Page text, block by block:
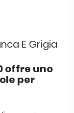
E Grigia
offre uno
per